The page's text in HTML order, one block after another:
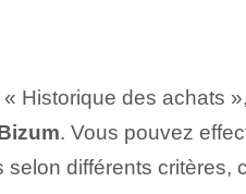
Historique des achats
. Vous pouvez⁤
différents critères,